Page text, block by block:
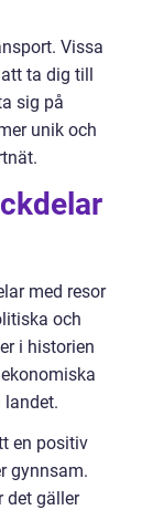
Vissa
ta dig till
sig på
unik och
med resor
och
i historien
landet.
en positiv
gynnsam.
det gäller